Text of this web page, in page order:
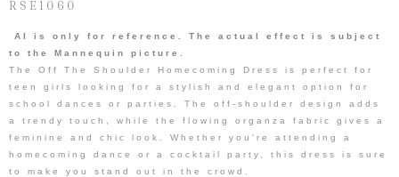
RSE1060
AI is only for reference. The actual effect is subject
to the Mannequin picture.
The Off The Shoulder Homecoming Dress is perfect for
teen girls looking for a stylish and elegant option for
school dances or parties. The off-shoulder design adds
a trendy touch, while the flowing organza fabric gives a
feminine and chic look. Whether you're attending a
homecoming dance or a cocktail party, this dress is sure
to make you stand out in the crowd.